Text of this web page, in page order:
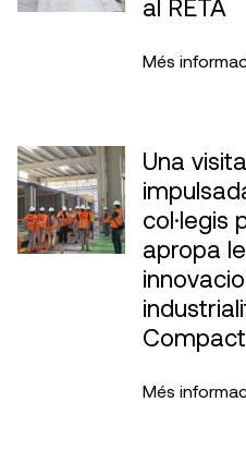
al RETA
Més
Una
col·legis
apropa
Més